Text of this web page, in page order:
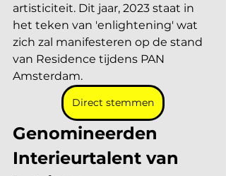
artisticiteit. Dit jaar, 2023 staat in
het teken van 'enlightening' wat
zich zal manifesteren op de stand
van Residence tijdens PAN
Amsterdam.
Direct stemmen
Genomineerden
Interieurtalent van